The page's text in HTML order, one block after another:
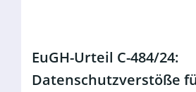
EuGH-Urteil C-484/24:
Datenschutzverstöße